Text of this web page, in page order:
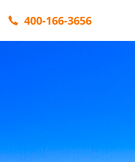
400-166-3656